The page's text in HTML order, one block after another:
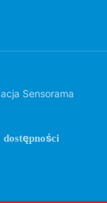
Sensorama